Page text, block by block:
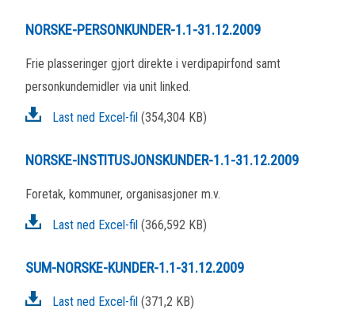
NORSKE-PERSONKUNDER-1.1-31.12.2009
Frie plasseringer gjort direkte i verdipapirfond samt
personkundemidler via unit linked.
Last ned Excel-fil (354,304 KB)
NORSKE-INSTITUSJONSKUNDER-1.1-31.12.2009
Foretak, kommuner, organisasjoner m.v.
Last ned Excel-fil (366,592 KB)
SUM-NORSKE-KUNDER-1.1-31.12.2009
Last ned Excel-fil (371,2 KB)